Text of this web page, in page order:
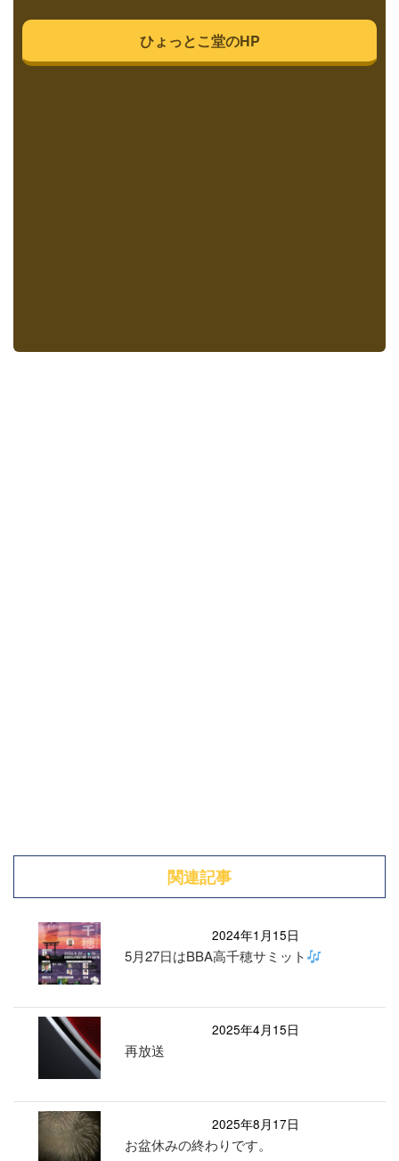
ひょっとこ堂のHP
関連記事
2024年1月15日
5月27日はBBA高千穂サミット
2025年4月15日
再放送
2025年8月17日
お盆休みの終わりです。